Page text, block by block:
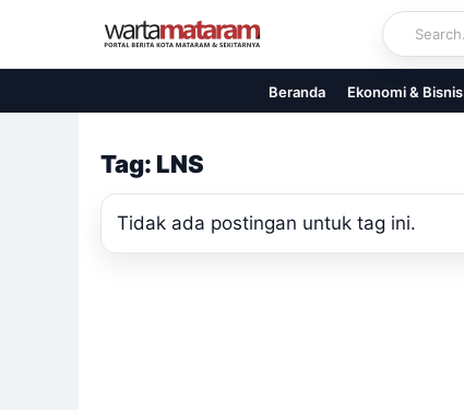
content
Beranda Ekonomi & Bisnis
Tag: LNS
Tidak ada postingan untuk tag ini.